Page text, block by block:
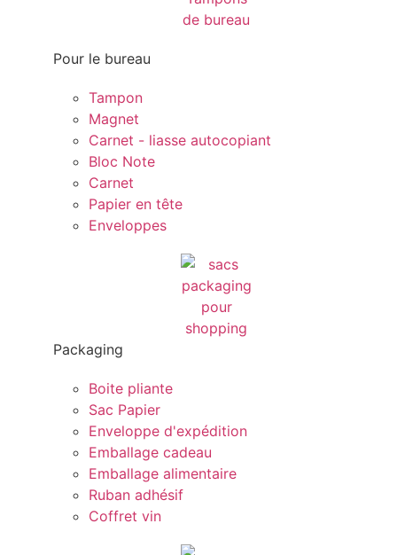
Pour le bureau
Tampon
Magnet
Carnet - liasse autocopiant
Bloc Note
Carnet
Papier en tête
Enveloppes
Packaging
Boite pliante
Sac Papier
Enveloppe d'expédition
Emballage cadeau
Emballage alimentaire
Ruban adhésif
Coffret vin